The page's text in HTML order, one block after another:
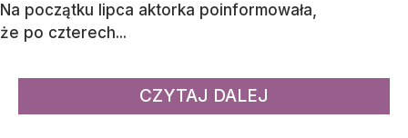
Na początku lipca aktorka poinformowała,
że po czterech...
CZYTAJ DALEJ